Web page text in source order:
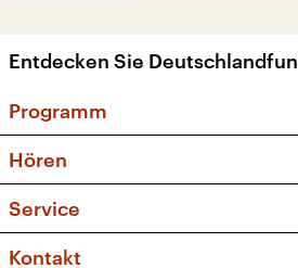
Entdecken Sie
Programm
Sendungen und Podcasts
Musikliste
Kakadu – Das
Hören
Frequenzen (UKW + DAB+)
Service
FAQ
Kontakt